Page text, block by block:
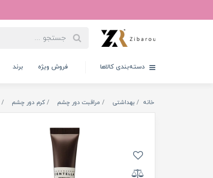
دسته‌بندی کالاها فروش ویژه برند
خانه بهداشتی مراقبت دور چشم کرم دور چشم